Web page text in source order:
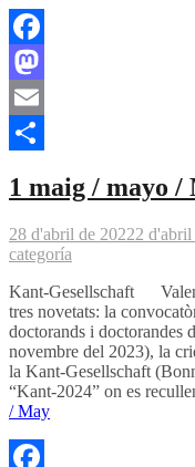
Facebook
Mastodon
Email
1 maig / mayo
28 d'abril de 20222
categoría
Kant-Gesellschaft
tres novetats: la
doctorands i doctorandes
novembre del 2023), la
la Kant-Gesellschaft
“Kant-2024” on es
/ May